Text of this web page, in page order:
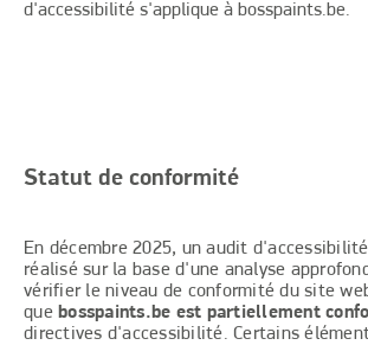
d'accessibilité s'applique à bosspaints.be.
Statut de conformité
En décembre 2025, un audit
réalisé sur la base d'une analyse
vérifier le niveau de conformité du site
que bosspaints.be est partiellement
directives d'accessibilité. Certains